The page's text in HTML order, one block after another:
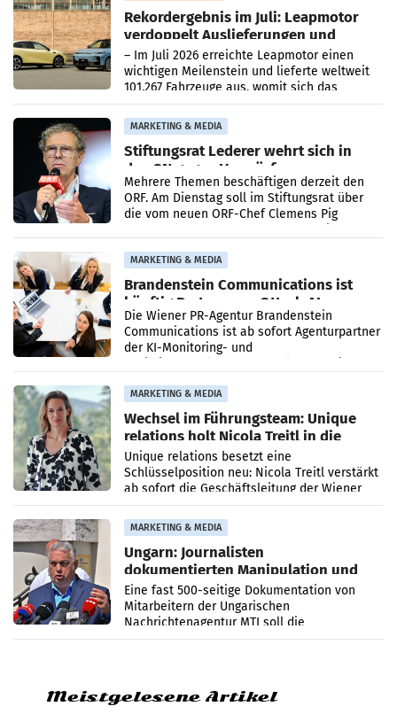
Rekordergebnis im Juli: Leapmotor
verdoppelt Auslieferungen und
überschreitet die 100.000er-Marke
– Im Juli 2026 erreichte Leapmotor einen
wichtigen Meilenstein und lieferte weltweit
101.267 Fahrzeuge aus, womit sich das
Ergebnis gegenüber Juli 2025 mehr als
verdoppelte (+102
MARKETING & MEDIA
Stiftungsrat Lederer wehrt sich in
den SN gegen Vorwürfe
Mehrere Themen beschäftigen derzeit den
ORF. Am Dienstag soll im Stiftungsrat über
die vom neuen ORF-Chef Clemens Pig
MARKETING & MEDIA
Brandenstein Communications ist
künftig Partner von OtterlyAI
Die Wiener PR-Agentur Brandenstein
Communications ist ab sofort Agenturpartner
der KI-Monitoring- und
MARKETING & MEDIA
Wechsel im Führungsteam: Unique
relations holt Nicola Treitl in die
Geschäftsleitung
Unique relations besetzt eine
Schlüsselposition neu: Nicola Treitl verstärkt
ab sofort die Geschäftsleitung der Wiener
PR-Agentur an der Seite von Josef Kalina und
Anna Kalina-Mahr.
MARKETING & MEDIA
Ungarn: Journalisten
dokumentierten Manipulation und
Zensur
Eine fast 500-seitige Dokumentation von
Mitarbeitern der Ungarischen
Nachrichtenagentur MTI soll die
systematische Nachrichten-Manipulation und
Meistgelesene Artikel